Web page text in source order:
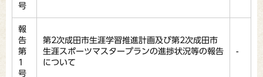
号
報
告
第
1
号
第2次成田市生涯学習推進計画及び第2次成田市
生涯スポーツマスタープランの進捗状況等の報告
について
-